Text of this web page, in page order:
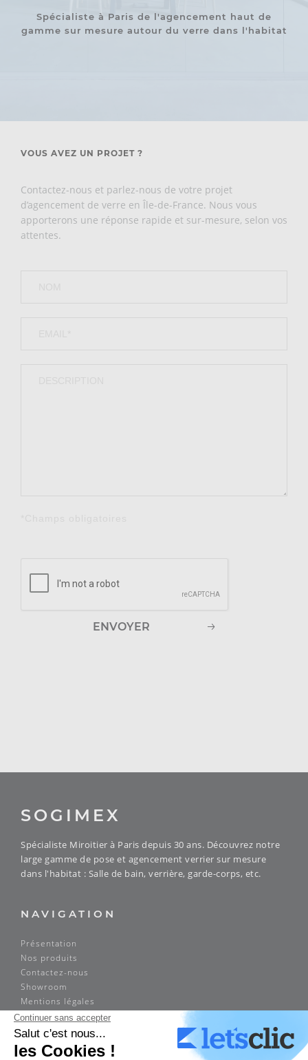
Spécialiste à Paris de l'agencement haut de
gamme sur mesure autour du verre dans l'habitat
VOUS AVEZ UN PROJET ?
Contactez-nous et parlez-nous de votre projet
d’agencement de verre en Île-de-France. Nous vous
apporterons une réponse rapide et sur-mesure, selon vos
attentes.
SOGIMEX
Spécialiste Miroitier à Paris depuis 30 ans. Découvrez notre
large gamme de pose et agencement verrier sur mesure
dans l'habitat : Salle de bain, verrière, garde-corps, etc.
NAVIGATION
Présentation
Nos produits
Contactez-nous
Showroom
Mentions légales
ADRESSE